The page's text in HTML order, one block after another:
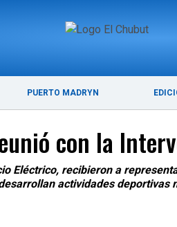
PUERTO MADRYN
ÚLTIMAS
con la
Eléctrico, recibieron a
actividades deportivas